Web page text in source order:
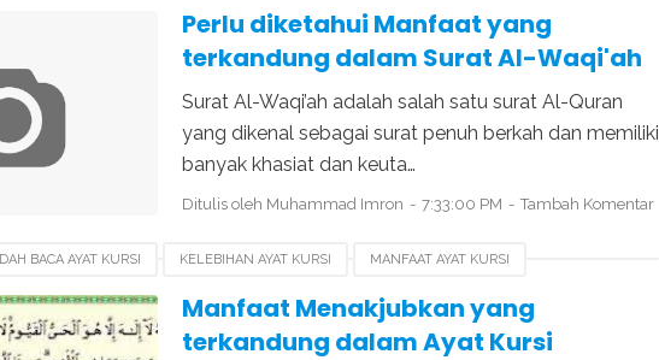
SURAT YASIN
Perlu diketahui Manfaat yang
terkandung dalam Surat Al-Waqi'ah
Surat Al-Waqi’ah adalah salah satu surat Al-Quran
yang dikenal sebagai surat penuh berkah dan memiliki
banyak khasiat dan keuta…
Ditulis oleh Muhammad Imron 7:33:00 PM Tambah Komentar
BACA AYAT KURSI KELEBIHAN AYAT KURSI MANFAAT AYAT KURSI
SURAT YASIN
Manfaat Menakjubkan yang
terkandung dalam Ayat Kursi